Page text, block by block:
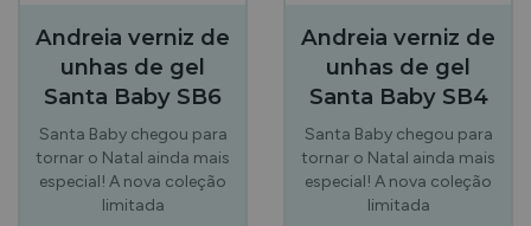
Andreia verniz de
unhas de gel
Santa Baby SB6
Santa Baby chegou para
tornar o Natal ainda mais
especial! A nova coleção
limitada
Andreia verniz de
unhas de gel
Santa Baby SB4
Santa Baby chegou para
tornar o Natal ainda mais
especial! A nova coleção
limitada